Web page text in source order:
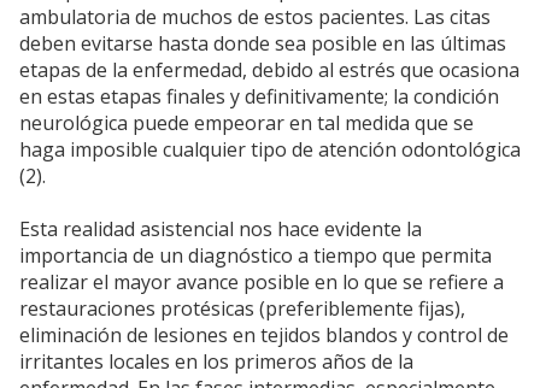
ambulatoria de muchos de estos pacientes. Las citas
deben evitarse hasta donde sea posible en las últimas
etapas de la enfermedad, debido al estrés que ocasiona
en estas etapas finales y definitivamente; la condición
neurológica puede empeorar en tal medida que se
haga imposible cualquier tipo de atención odontológica
(2).
Esta realidad asistencial nos hace evidente la
importancia de un diagnóstico a tiempo que permita
realizar el mayor avance posible en lo que se refiere a
restauraciones protésicas (preferiblemente fijas),
eliminación de lesiones en tejidos blandos y control de
irritantes locales en los primeros años de la